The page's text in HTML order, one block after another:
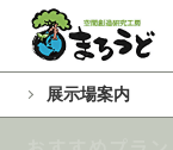
展示場案内